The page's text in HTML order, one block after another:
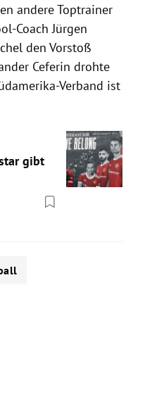
andere Toptrainer
Coach Jürgen
den Vorstoß
Ceferin drohte
Verband ist
gibt